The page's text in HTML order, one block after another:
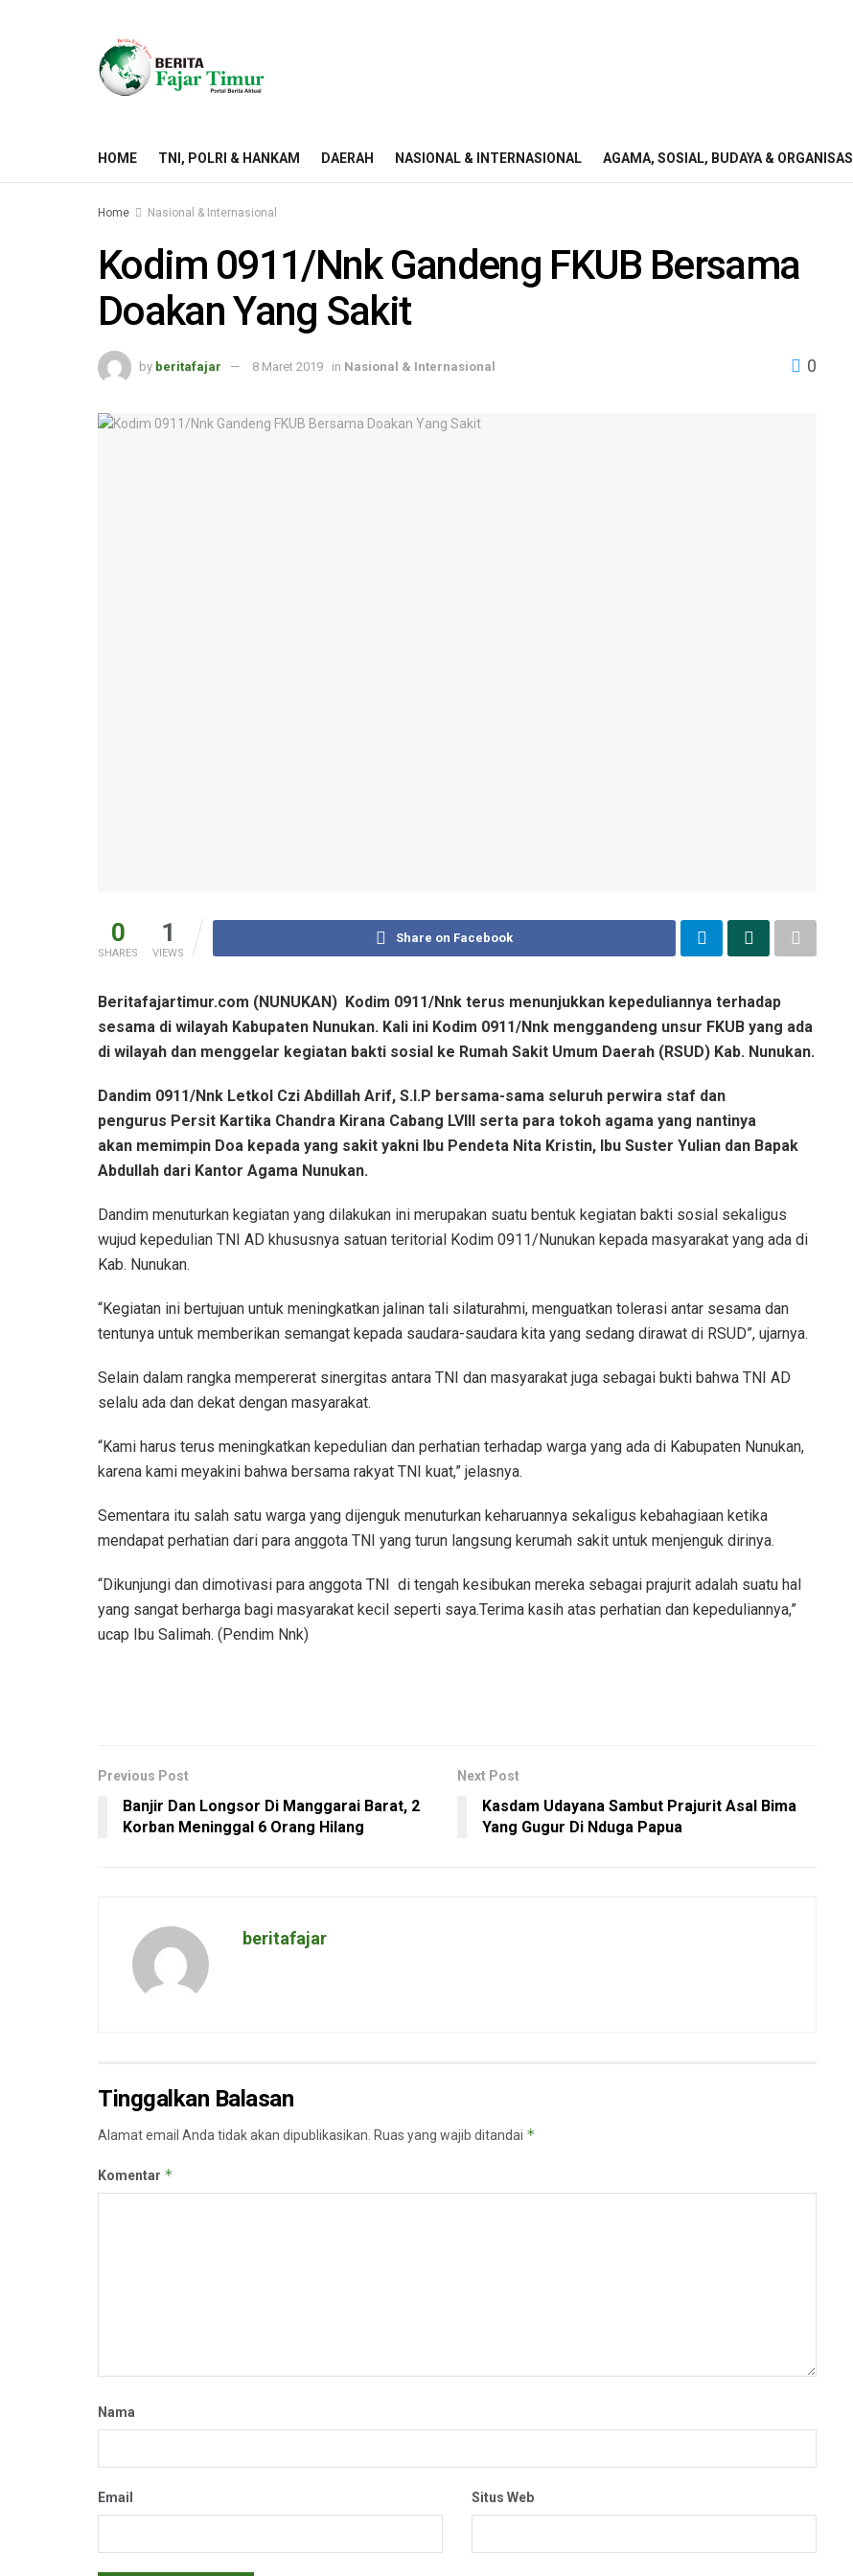
HOME TNI, POLRI & HANKAM DAERAH NASIONAL & INTERNASIONAL AGAMA, SOSIAL, BUDAYA & ORGANISASI
Home Nasional & Internasional
Kodim 0911/Nnk Gandeng FKUB Bersama
Doakan Yang Sakit
by beritafajar 8 Maret 2019 in Nasional & Internasional 0
0
SHARES
1
VIEWS
Share on Facebook
Beritafajartimur.com (NUNUKAN) Kodim 0911/Nnk terus menunjukkan kepeduliannya terhadap
sesama di wilayah Kabupaten Nunukan. Kali ini Kodim 0911/Nnk menggandeng unsur FKUB yang ada
di wilayah dan menggelar kegiatan bakti sosial ke Rumah Sakit Umum Daerah (RSUD) Kab. Nunukan.
Dandim 0911/Nnk Letkol Czi Abdillah Arif, S.I.P bersama-sama seluruh perwira staf dan
pengurus Persit Kartika Chandra Kirana Cabang LVIII serta para tokoh agama yang nantinya
akan memimpin Doa kepada yang sakit yakni Ibu Pendeta Nita Kristin, Ibu Suster Yulian dan Bapak
Abdullah dari Kantor Agama Nunukan.
Dandim menuturkan kegiatan yang dilakukan ini merupakan suatu bentuk kegiatan bakti sosial sekaligus
wujud kepedulian TNI AD khususnya satuan teritorial Kodim 0911/Nunukan kepada masyarakat yang ada di
Kab. Nunukan.
“Kegiatan ini bertujuan untuk meningkatkan jalinan tali silaturahmi, menguatkan tolerasi antar sesama dan
tentunya untuk memberikan semangat kepada saudara-saudara kita yang sedang dirawat di RSUD”, ujarnya.
Selain dalam rangka mempererat sinergitas antara TNI dan masyarakat juga sebagai bukti bahwa TNI AD
selalu ada dan dekat dengan masyarakat.
“Kami harus terus meningkatkan kepedulian dan perhatian terhadap warga yang ada di Kabupaten Nunukan,
karena kami meyakini bahwa bersama rakyat TNI kuat,” jelasnya.
Sementara itu salah satu warga yang dijenguk menuturkan keharuannya sekaligus kebahagiaan ketika
mendapat perhatian dari para anggota TNI yang turun langsung kerumah sakit untuk menjenguk dirinya.
“Dikunjungi dan dimotivasi para anggota TNI di tengah kesibukan mereka sebagai prajurit adalah suatu hal
yang sangat berharga bagi masyarakat kecil seperti saya.Terima kasih atas perhatian dan kepeduliannya,”
ucap Ibu Salimah. (Pendim Nnk)
Previous Post
Banjir Dan Longsor Di Manggarai Barat, 2
Korban Meninggal 6 Orang Hilang
Next Post
Kasdam Udayana Sambut Prajurit Asal Bima
Yang Gugur Di Nduga Papua
beritafajar
Tinggalkan Balasan
Alamat email Anda tidak akan dipublikasikan. Ruas yang wajib ditandai *
Komentar *
Nama
Email Situs Web